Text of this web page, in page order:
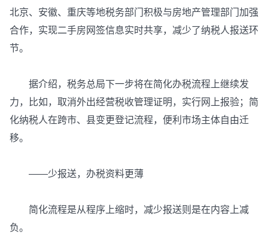
北京、安徽、重庆等地税务部门积极与房地产管理部门加强
合作，实现二手房网签信息实时共享，减少了纳税人报送环
节。
据介绍，税务总局下一步将在简化办税流程上继续发
力，比如，取消外出经营税收管理证明，实行网上报验；简
化纳税人在跨市、县变更登记流程，便利市场主体自由迁
移。
——少报送，办税资料更薄
简化流程是从程序上缩时，减少报送则是在内容上减
负。